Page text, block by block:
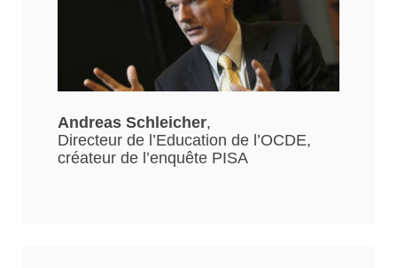
Andreas Schleicher,
Directeur de l’Education de l’OCDE,
créateur de l’enquête PISA